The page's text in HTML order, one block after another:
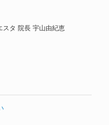
スタ 院長 宇山由紀恵